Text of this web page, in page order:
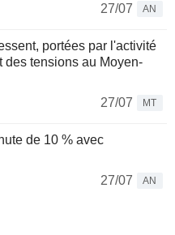
27/07
AN
portées par l'activité
des tensions au Moyen-
27/07
MT
de 10 % avec
27/07
AN